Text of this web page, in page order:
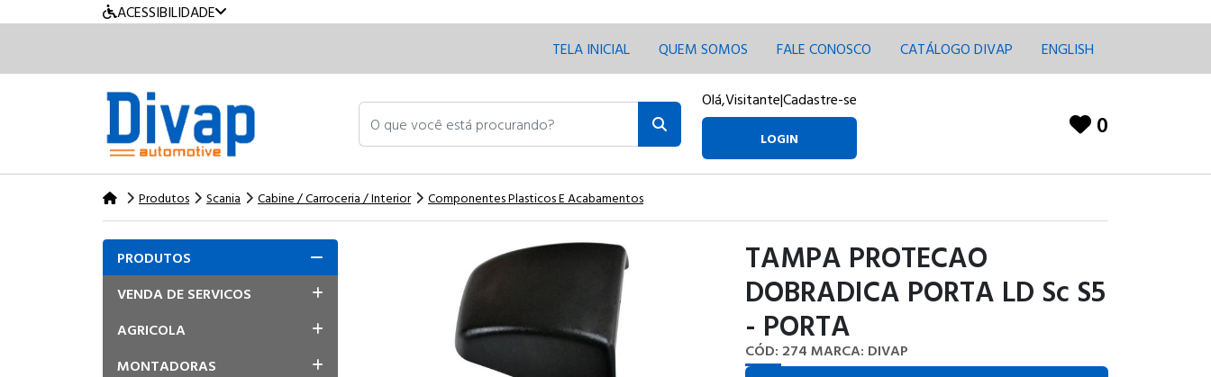
ACESSIBILIDADE
TELA INICIAL
QUEM SOMOS FALE CONOSCO CATÁLOGO DIVAP ENGLISH
O que você está procurando? Olá,Visitante|Cadastre-se
LOGIN 0
Produtos Scania Cabine / Carroceria / Interior Componentes Plasticos E Acabamentos
PRODUTOS
VENDA DE SERVICOS
AGRICOLA
MONTADORAS
TAMPA PROTECAO
DOBRADICA PORTA LD Sc S5
- PORTA
CÓD: 274 MARCA: DIVAP